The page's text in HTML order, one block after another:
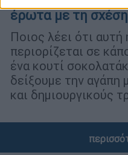
έρωτα με τη
Ποιος λέει ότι αυτή
περιορίζεται σε
ένα κουτί
δείξουμε την αγάπη
και δημιουργικούς